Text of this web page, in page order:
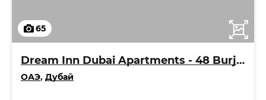
65
Dream Inn Dubai Apartments - 48 Burj Gate
ОАЭ, Дубай